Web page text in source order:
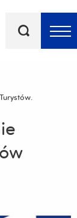
kluczowe